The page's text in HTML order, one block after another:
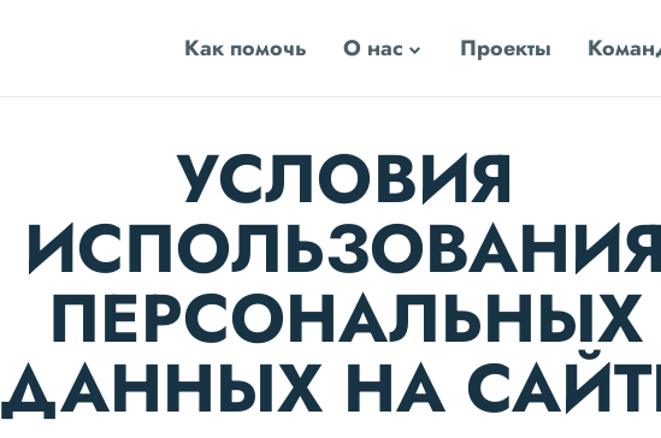
Как помочь О нас Проекты
УСЛОВИЯ
ИСПОЛЬЗОВАНИЯ
ПЕРСОНАЛЬНЫХ
ДАННЫХ НА